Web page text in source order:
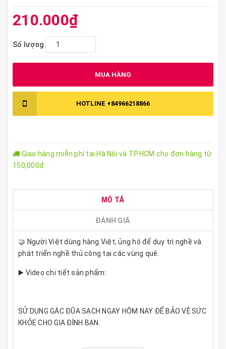
210.000₫
Số lượng
MUA HÀNG
HOTLINE +84966218866
Giao hàng miễn phí tại Hà Nội và TP.HCM cho đơn hàng từ
150,000đ
MÔ TẢ
ĐÁNH GIÁ
🤝 Người Việt dùng hàng Việt, ủng hộ để duy trì nghề và
phát triển nghề thủ công tại các vùng quê.
▶️ Video chi tiết sản phẩm:
SỬ DỤNG GÁC ĐŨA SẠCH NGAY HÔM NAY ĐỂ BẢO VỆ SỨC
KHỎE CHO GIA ĐÌNH BẠN.